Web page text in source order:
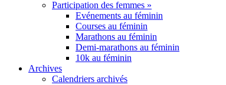
Participation des femmes »
Evénements au féminin
Courses au féminin
Marathons au féminin
Demi-marathons au féminin
10k au féminin
Archives
Calendriers archivés